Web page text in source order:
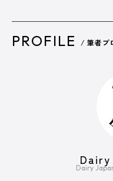
PROFILE / 筆者プ
Dairy
Dairy